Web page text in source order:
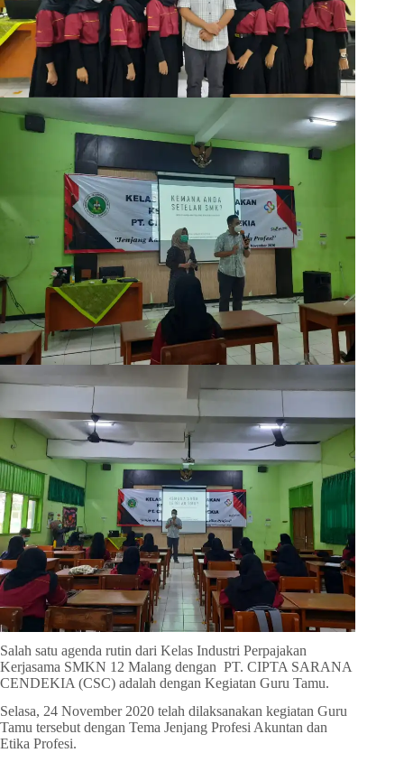
Salah satu agenda rutin dari Kelas Industri Perpajakan
Kerjasama SMKN 12 Malang dengan PT. CIPTA SARANA
CENDEKIA (CSC) adalah dengan Kegiatan Guru Tamu.
Selasa, 24 November 2020 telah dilaksanakan kegiatan Guru
Tamu tersebut dengan Tema Jenjang Profesi Akuntan dan
Etika Profesi.